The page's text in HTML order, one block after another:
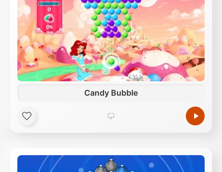
Candy Bubble